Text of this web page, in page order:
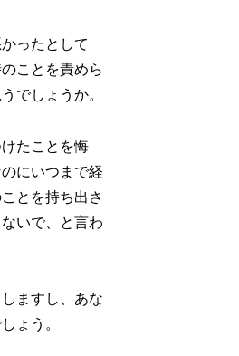
ったとして
ことを責めら
でしょうか。
たことを悔
にいつまで経
とを持ち出さ
いで、と言わ
ますし、あな
ょう。